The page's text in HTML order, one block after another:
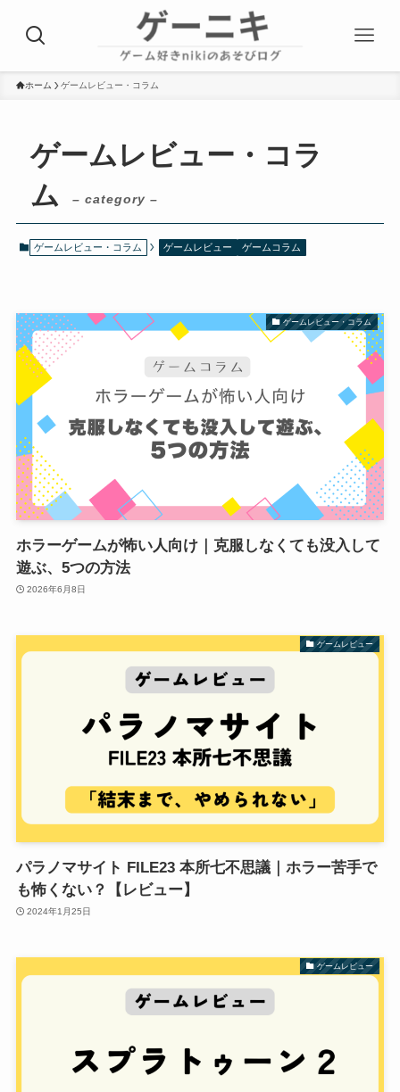
ホーム ゲームレビュー・コラム
ゲームレビュー・コラ
ム
– category –
ゲームレビュー・コラム ゲームレビュー ゲームコラム
ゲームレビュー・コラム
ホラーゲームが怖い人向け｜克服しなくても没入して
遊ぶ、5つの方法
2026年6月8日
ゲームレビュー
パラノマサイト FILE23 本所七不思議｜ホラー苦手で
も怖くない？【レビュー】
2024年1月25日
ゲームレビュー